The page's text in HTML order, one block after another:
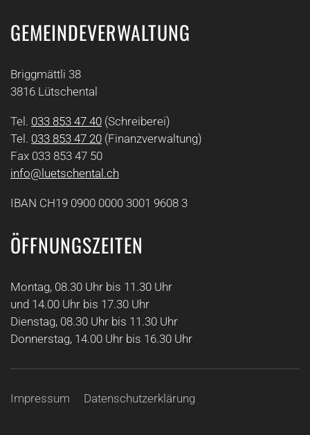
GEMEINDEVERWALTUNG
Briggmättli 38
3816 Lütschental
Tel. 033 853 47 40 (Schreiberei)
Tel. 033 853 47 20 (Finanzverwaltung)
Fax 033 853 47 50
info@luetschental.ch
IBAN CH19 0900 0000 3001 9608 3
ÖFFNUNGSZEITEN
Montag, 08.30 Uhr bis 11.30 Uhr
und 14.00 Uhr bis 17.30 Uhr
Dienstag, 08.30 Uhr bis 11.30 Uhr
Donnerstag, 14.00 Uhr bis 16.30 Uhr
Impressum Datenschutzerklärung